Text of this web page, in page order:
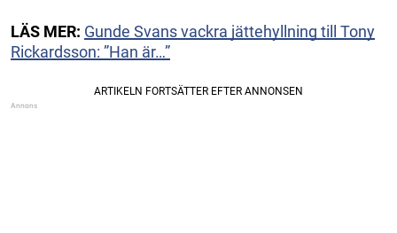
LÄS MER: Gunde Svans vackra jättehyllning till Tony
Rickardsson: ”Han är…”